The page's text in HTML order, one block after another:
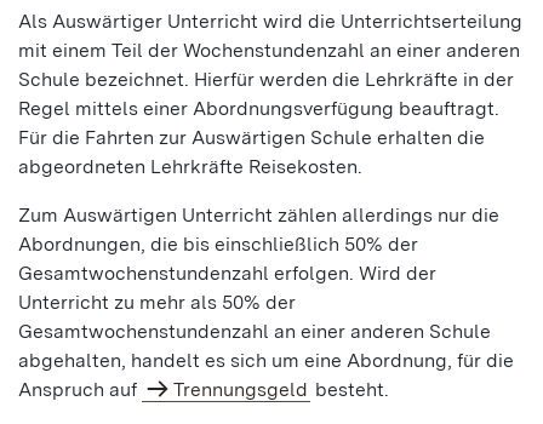
Als Auswärtiger Unterricht wird die Unterrichtserteilung
mit einem Teil der Wochenstundenzahl an einer anderen
Schule bezeichnet. Hierfür werden die Lehrkräfte in der
Regel mittels einer Abordnungsverfügung beauftragt.
Für die Fahrten zur Auswärtigen Schule erhalten die
abgeordneten Lehrkräfte Reisekosten.
Zum Auswärtigen Unterricht zählen allerdings nur die
Abordnungen, die bis einschließlich 50% der
Gesamtwochenstundenzahl erfolgen. Wird der
Unterricht zu mehr als 50% der
Gesamtwochenstundenzahl an einer anderen Schule
abgehalten, handelt es sich um eine Abordnung, für die
Anspruch auf
Trennungsgeld besteht.